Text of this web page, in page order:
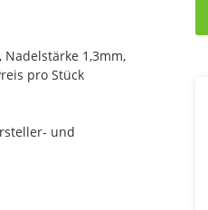
1,3mm,
pro Stück
und